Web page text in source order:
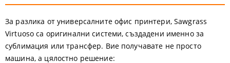
За разлика от универсалните офис принтери, Sawgrass
Virtuoso са оригинални системи, създадени именно за
сублимация или трансфер. Вие получавате не просто
машина, а цялостно решение: